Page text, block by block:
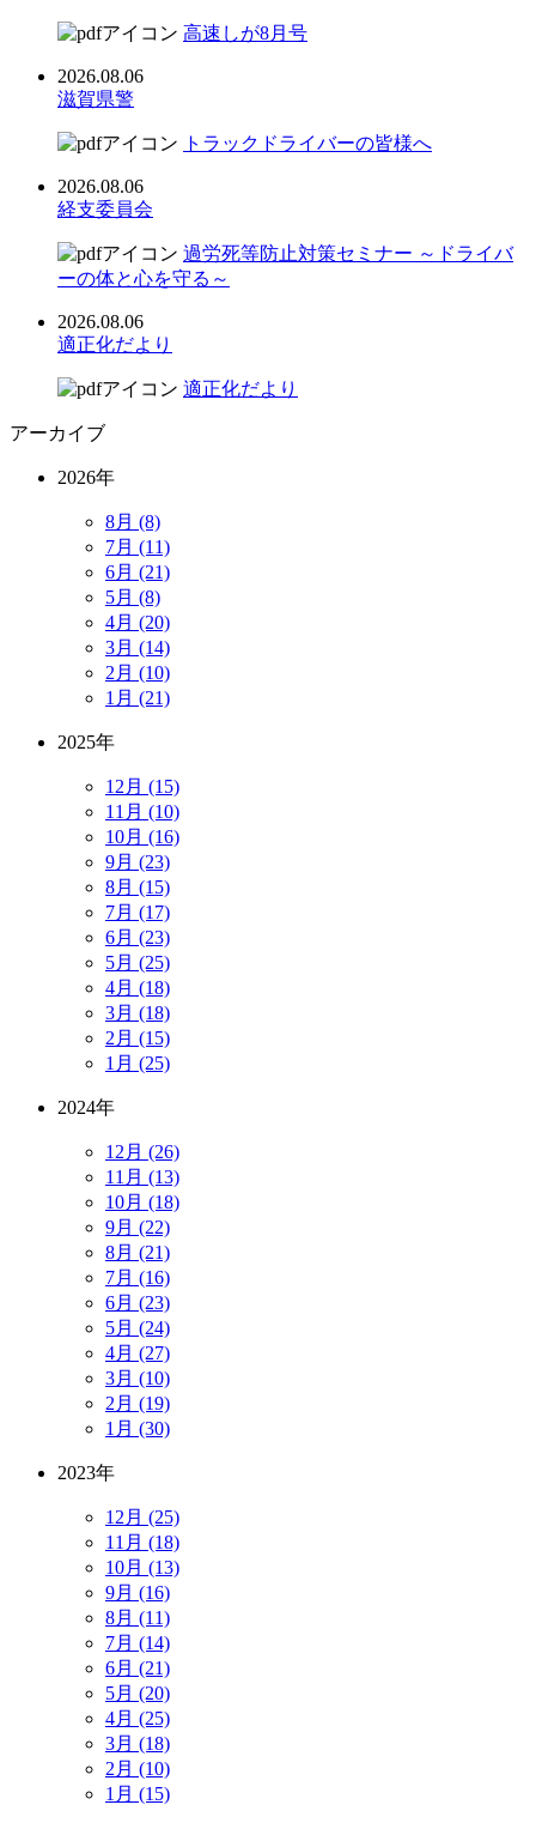
高速しが8月号
2026.08.06
滋賀県警
トラックドライバーの皆様へ
2026.08.06
経支委員会
過労死等防止対策セミナー ～ドライバ
ーの体と心を守る～
2026.08.06
適正化だより
適正化だより
アーカイブ
2026年
8月 (8)
7月 (11)
6月 (21)
5月 (8)
4月 (20)
3月 (14)
2月 (10)
1月 (21)
2025年
12月 (15)
11月 (10)
10月 (16)
9月 (23)
8月 (15)
7月 (17)
6月 (23)
5月 (25)
4月 (18)
3月 (18)
2月 (15)
1月 (25)
2024年
12月 (26)
11月 (13)
10月 (18)
9月 (22)
8月 (21)
7月 (16)
6月 (23)
5月 (24)
4月 (27)
3月 (10)
2月 (19)
1月 (30)
2023年
12月 (25)
11月 (18)
10月 (13)
9月 (16)
8月 (11)
7月 (14)
6月 (21)
5月 (20)
4月 (25)
3月 (18)
2月 (10)
1月 (15)